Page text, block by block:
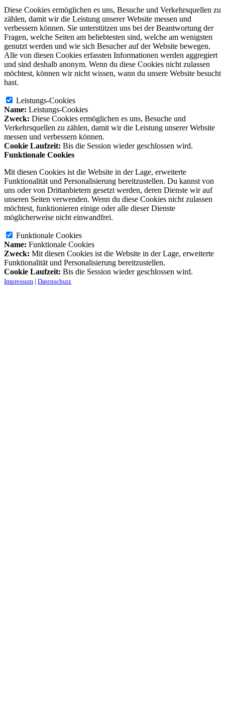
Diese Cookies ermöglichen es uns, Besuche und Verkehrsquellen zu
zählen, damit wir die Leistung unserer Website messen und
verbessern können. Sie unterstützen uns bei der Beantwortung der
Fragen, welche Seiten am beliebtesten sind, welche am wenigsten
genutzt werden und wie sich Besucher auf der Website bewegen.
Alle von diesen Cookies erfassten Informationen werden aggregiert
und sind deshalb anonym. Wenn du diese Cookies nicht zulassen
möchtest, können wir nicht wissen, wann du unsere Website besucht
hast.
Leistungs-Cookies
Name: Leistungs-Cookies
Zweck: Diese Cookies ermöglichen es uns, Besuche und
Verkehrsquellen zu zählen, damit wir die Leistung unserer Website
messen und verbessern können.
Cookie Laufzeit: Bis die Session wieder geschlossen wird.
Funktionale Cookies
Mit diesen Cookies ist die Website in der Lage, erweiterte
Funktionalität und Personalisierung bereitzustellen. Du kannst von
uns oder von Drittanbietern gesetzt werden, deren Dienste wir auf
unseren Seiten verwenden. Wenn du diese Cookies nicht zulassen
möchtest, funktionieren einige oder alle dieser Dienste
möglicherweise nicht einwandfrei.
Funktionale Cookies
Name: Funktionale Cookies
Zweck: Mit diesen Cookies ist die Website in der Lage, erweiterte
Funktionalität und Personalisierung bereitzustellen.
Cookie Laufzeit: Bis die Session wieder geschlossen wird.
Impressum | Datenschutz